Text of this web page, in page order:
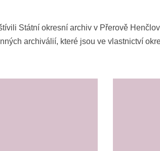
Státní okresní archiv v Přerově
archiválií, které jsou ve vlastnictví